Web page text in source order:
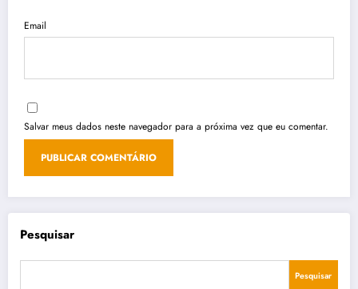
Email
Salvar meus dados neste navegador para a próxima vez que eu comentar.
Pesquisar
Pesquisar